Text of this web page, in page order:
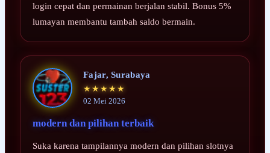
login cepat dan permainan berjalan stabil. Bonus 5%
lumayan membantu tambah saldo bermain.
Fajar, Surabaya
★★★★★
02 Mei 2026
modern dan pilihan terbaik
Suka karena tampilannya modern dan pilihan slotnya